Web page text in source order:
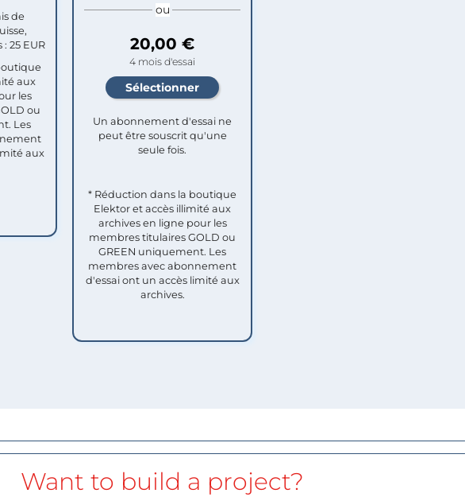
de
25 EUR
aux
les
ou
Les
aux
ou
20,00 €
4 mois d'essai
Un abonnement d'essai ne
peut être souscrit qu'une
seule fois.​
* Réduction dans la boutique
Elektor et accès illimité aux
archives en ligne pour les
membres titulaires GOLD ou
GREEN uniquement. Les
membres avec abonnement
d'essai ont un accès limité aux
archives.
Want to build a project?